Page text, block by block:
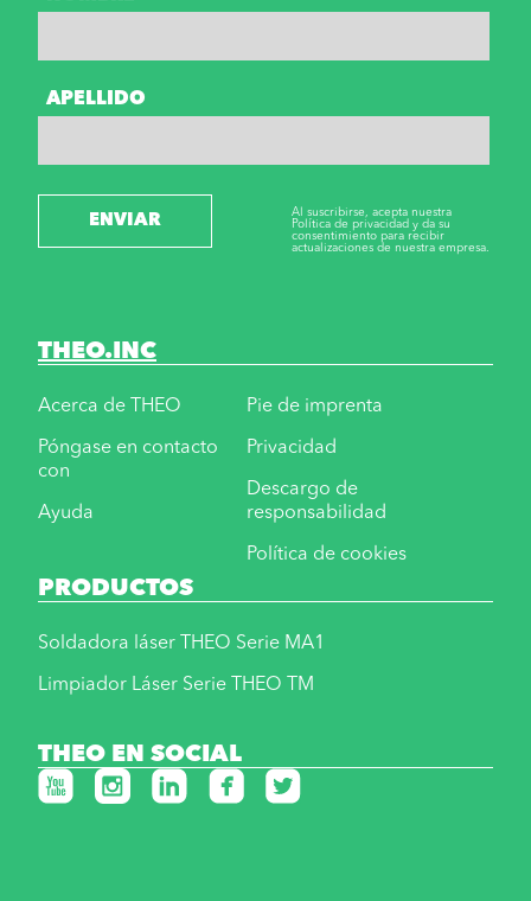
APELLIDO
ENVIAR
Al suscribirse, acepta nuestra
Política de privacidad y da su
consentimiento para recibir
actualizaciones de nuestra empresa.
THEO.INC
Acerca de THEO
Póngase en contacto
con
Ayuda
Pie de imprenta
Privacidad
Descargo de
responsabilidad
Política de cookies
PRODUCTOS
Soldadora láser THEO Serie MA1
Limpiador Láser Serie THEO TM
THEO EN SOCIAL